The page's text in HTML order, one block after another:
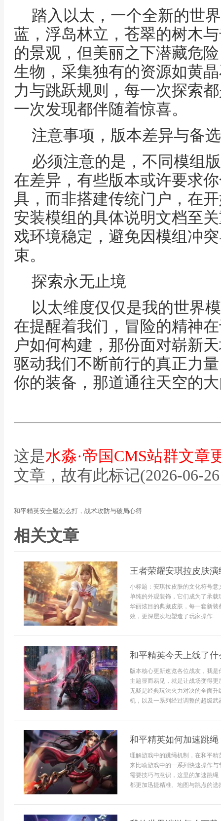
踏入以太，一个全新的世
蓝，浮岛林立，苍翠的树木
的景观，但美丽之下潜藏危
生物，采集独有的资源如黄
力与跳跃规则，每一次探索
一次发现都伴随着惊喜。
注意事项，版本差异与备
必须注意的是，不同模组
在差异，有些版本或许要求
具，而非搭建传统门户，在
安装模组的具体说明文档至
戏环境稳定，避免因模组冲
束。
探索永无止境
以太维度仅仅是我的世界
在提醒着我们，冒险的精神
户如何构建，那份面对崭新
驱动我们不断前行的真正力
你的装备，那道通往天空的
这是水淼·帝国CMS站群文章
文章，故有此标记(2026-06-
和平精英安全屋怎么打，战术攻防与破局心得
相关文章
王者荣耀安琪拉皮肤
小标题：安琪拉皮肤的文化符号
单纯的外观装饰，它们成为了承
华丽炫目的典藏皮肤，每一套新
效，更深层次地塑造了玩家操作...
和平精英今天上线了
版本核心更新速览各位战友，我
主题显而易见，就是让战场变得
无疑是经典玩法火力对决的全面
机，以及一系列经过调整的超级武
和平精英如何加速跳
理解游戏中的跳绳机制，在和平
来比喻游戏中的一系列快速操作
需要技巧与意识，这里的加速跳
都更加迅捷精准。地图与跳点的